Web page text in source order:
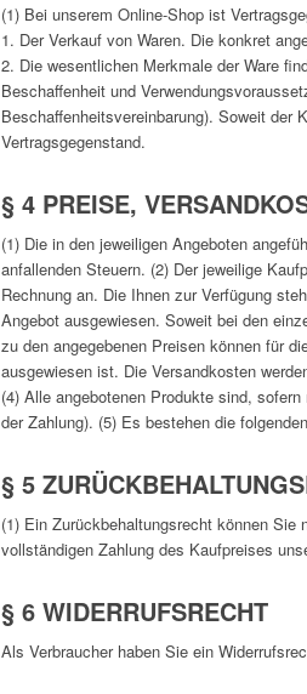
(1) Bei unserem Online-Shop ist
1. Der Verkauf von Waren. Die konkret
2. Die wesentlichen Merkmale der Ware
Beschaffenheit und
Beschaffenheitsvereinbarung). Soweit der
Vertragsgegenstand.
§ 4 PREISE,
(1) Die in den jeweiligen Angeboten
anfallenden Steuern. (2) Der jeweilige
Rechnung an. Die Ihnen zur Verfügung
Angebot ausgewiesen. Soweit bei den
zu den angegebenen Preisen können für
ausgewiesen ist. Die Versandkosten
(4) Alle angebotenen Produkte sind,
der Zahlung). (5) Es bestehen die
§ 5
(1) Ein Zurückbehaltungsrecht können
vollständigen Zahlung des Kaufpreises
§ 6 WIDERRUFSRECHT
Als Verbraucher haben Sie ein